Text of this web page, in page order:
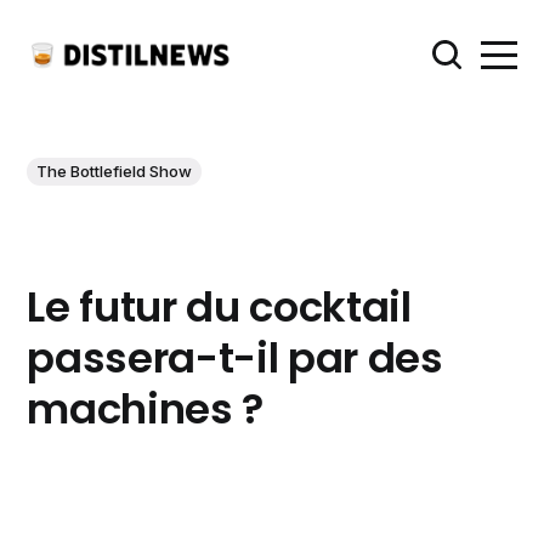
The Bottlefield Show
Le futur du cocktail
passera-t-il par des
machines ?